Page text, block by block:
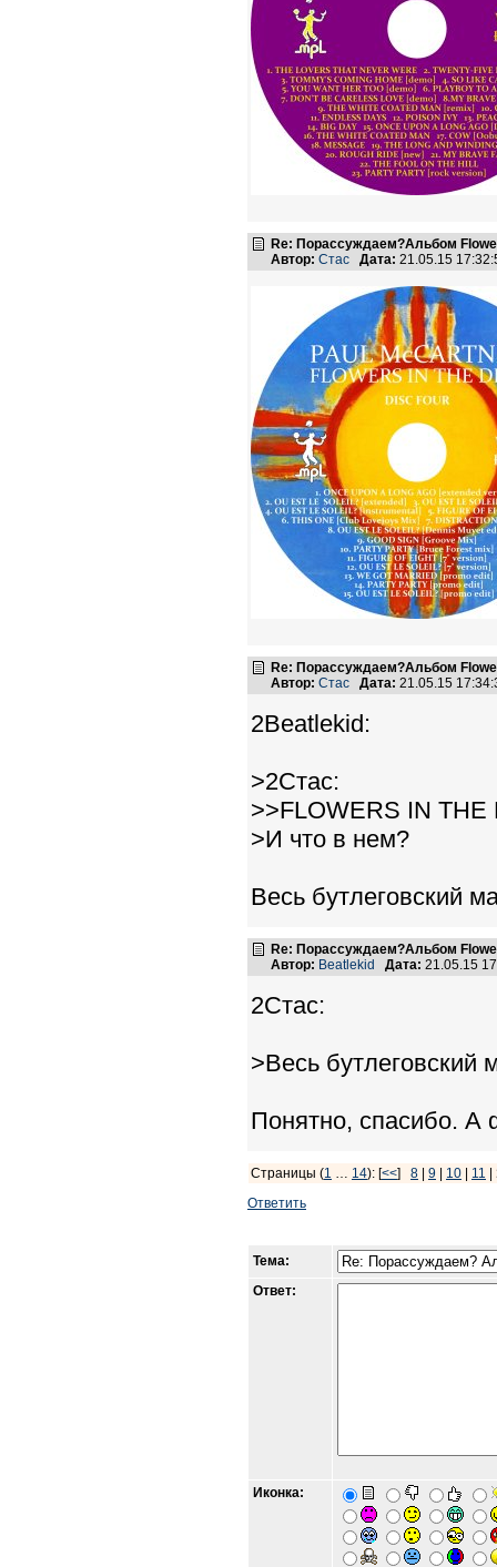
Re: Порассуждаем?Альбом
Автор: Стас Дата: 21.05.15
Re: Порассуждаем?Альбом
Автор: Стас Дата: 21.05.15
2Beatlekid:
>2Стас:
>>FLOWERS IN THE
>И что в нем?
Весь бутлеговский
Re: Порассуждаем?Альбом
Автор: Beatlekid Дата: 21.05.15
2Стас:
>Весь бутлеговский
Понятно, спасибо. А
Страницы (1 … 14): [<<] 8 9 10 11
Ответить
Тема:
Ответ:
Иконка: